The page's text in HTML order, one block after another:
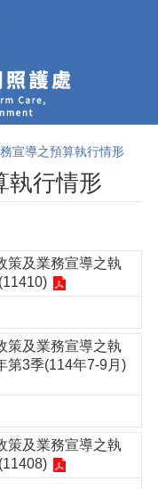
宣導之預算執行情形
執行情形
策及業務宣導之執
策及業務宣導之執
第3季(114年7-9月)
策及業務宣導之執